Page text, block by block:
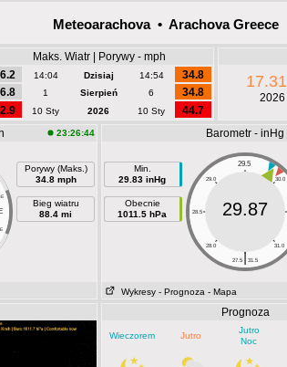
Meteoarachova • Arachova Greece
Maks. Wiatr | Porywy - mph
14:04 Dzisiaj 14:54
34.8
1 Sierpień 6
34.8
10 Sty 2026 10 Sty 44.7
17.31
2026
23:26:44
E
Porywy (Maks.)
34.8 mph
Bieg wiatru
88.4 mi
Barometr - inHg
Min.
29.83 inHg
Obecnie
1011.5 hPa
29.5
29.0 30.0
28.5
28.0 31.0
|
27.5 31.5
29.87
Wykresy - Prognoza - Mapa
Prognoza
Wieczorem Jutro
Jutro
Noc